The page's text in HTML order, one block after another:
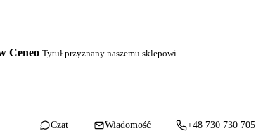
Ceneo Tytuł przyznany naszemu sklepowi
Czat Wiadomość +48 730 730 705